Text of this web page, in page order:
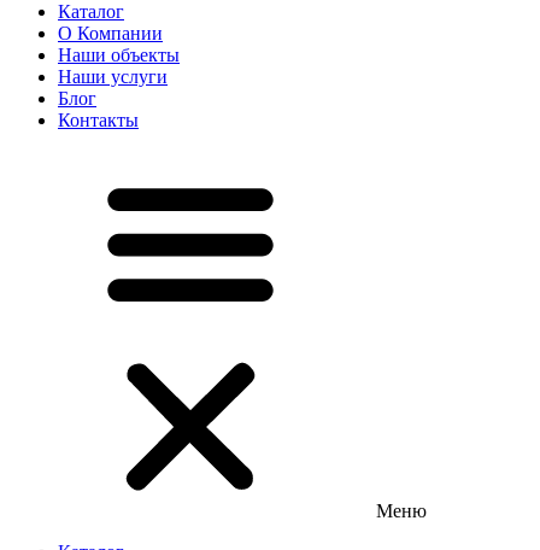
Каталог
О Компании
Наши объекты
Наши услуги
Блог
Контакты
Меню